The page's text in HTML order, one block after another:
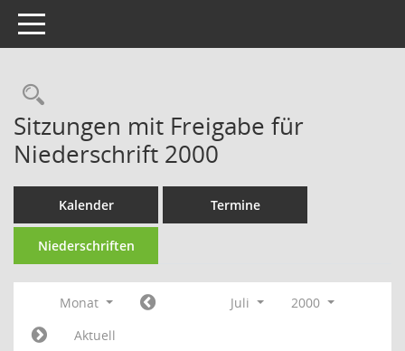
Toggle navigation
Rechercheauswahl
Sitzungen mit Freigabe für
Niederschrift 2000
Kalender Termine
Niederschriften
Monat Juli
2000
Aktuell